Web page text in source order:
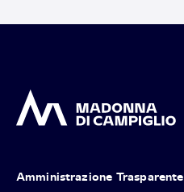
Amministrazione Trasparente